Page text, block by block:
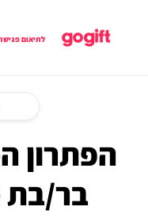
לתיאום
הפתרון
בר/בת